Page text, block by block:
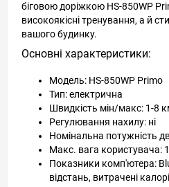
біговою доріжкою HS-850WP
високоякісні тренування, а й
вашого будинку.
Основні характеристики:
Модель: HS-850WP Primo
Тип: електрична
Швидкість мін/макс: 1-8
Регулювання нахилу: ні
Номінальна потужність
Макс. вага користувача:
Показники комп'ютера:
відстань, витрачені